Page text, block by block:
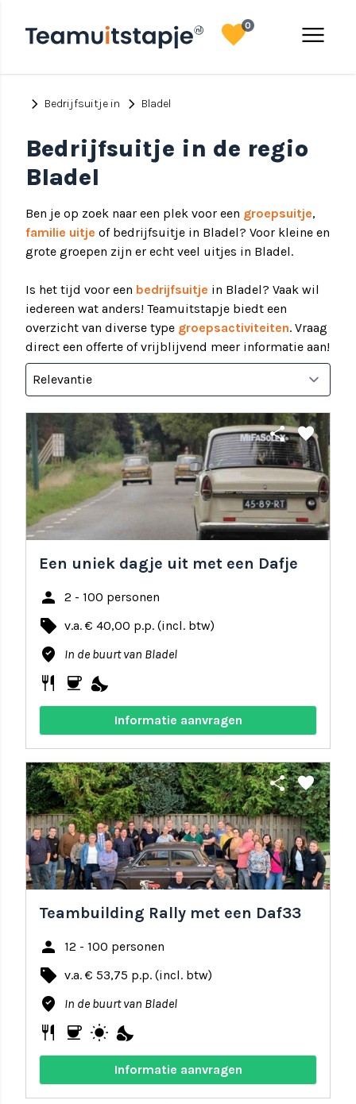
menu
favorite0
chevron_right Bedrijfsuitje in chevron_right Bladel
Bedrijfsuitje in de regio
Bladel
Ben je op zoek naar een plek voor een groepsuitje,
familie uitje of bedrijfsuitje in Bladel? Voor kleine en
grote groepen zijn er echt veel uitjes in Bladel.
Is het tijd voor een bedrijfsuitje in Bladel? Vaak wil
iedereen wat anders! Teamuitstapje biedt een
overzicht van diverse type groepsactiviteiten. Vraag
direct een offerte of vrijblijvend meer informatie aan!
share favorite
Een uniek dagje uit met een Dafje
person 2 - 100 personen
local_offer v.a. € 40,00 p.p. (incl. btw)
where_to_vote In de buurt van Bladel
restaurant coffee nights_stay
Informatie aanvragen
share favorite
Teambuilding Rally met een Daf33
person 12 - 100 personen
local_offer v.a. € 53,75 p.p. (incl. btw)
where_to_vote In de buurt van Bladel
restaurant coffee wb_sunny nights_stay
Informatie aanvragen